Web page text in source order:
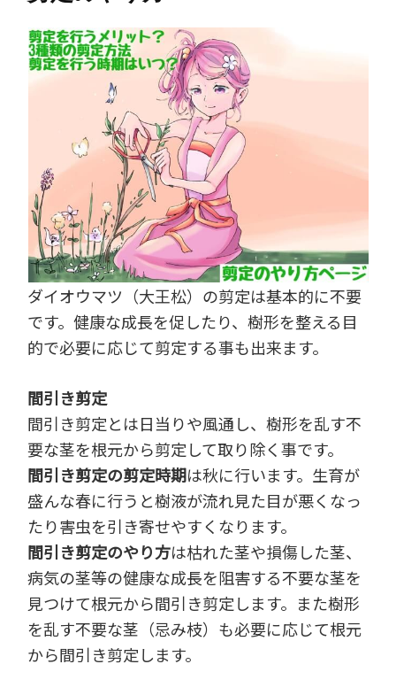
ダイオウマツ（大王松）の剪定は基本的に不要
です。健康な成長を促したり、樹形を整える目
的で必要に応じて剪定する事も出来ます。
間引き剪定
間引き剪定とは日当りや風通し、樹形を乱す不
要な茎を根元から剪定して取り除く事です。
間引き剪定の剪定時期は秋に行います。生育が
盛んな春に行うと樹液が流れ見た目が悪くなっ
たり害虫を引き寄せやすくなります。
間引き剪定のやり方は枯れた茎や損傷した茎、
病気の茎等の健康な成長を阻害する不要な茎を
見つけて根元から間引き剪定します。また樹形
を乱す不要な茎（忌み枝）も必要に応じて根元
から間引き剪定します。